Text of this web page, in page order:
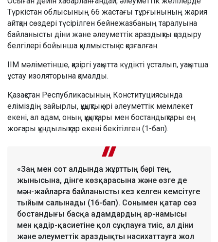
Түркістан облысының 66 жастағы тұрғынының жария
айтқан сөздері түсірілген бейнежазбаның таралуына
байланысты діни және әлеуметтік араздықты қоздыру
белгілері бойынша қылмыстық іс қозғалған.
ІІМ мәліметінше, қазіргі уақытта күдікті ұсталып, уақытша
ұстау изоляторына қамалды.
Қазақстан Республикасының Конституциясында
еліміздің зайырлы, құқықтық әрі әлеуметтік мемлекет
екені, ал адам, оның құқықтары мен бостандықтары ең
жоғары құндылықтар екені бекітілген (1-бап).
«Заң мен сот алдында жұрттың бәрі тең,
жынысына, дінге көзқарасына және өзге де
мән-жайларға байланысты кез келген кемсітуге
тыйым салынады (16-бап). Сонымен қатар сөз
бостандығы басқа адамдардың ар-намысы
мен қадір-қасиетіне қол сұқпауға тиіс, ал діни
және әлеуметтік араздықты насихаттауға жол